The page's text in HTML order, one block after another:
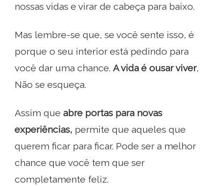
nossas vidas e virar de cabeça para baixo.
Mas lembre-se que, se você sente isso, é
porque o seu interior está pedindo para
você dar uma chance. A vida é ousar viver,
Não se esqueça.
Assim que abre portas para novas
experiências, permite que aqueles que
querem ficar para ficar. Pode ser a melhor
chance que você tem que ser
completamente feliz.